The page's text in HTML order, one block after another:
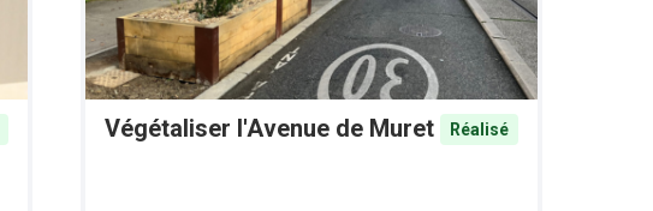
Végétaliser l'Avenue de Muret Réalisé